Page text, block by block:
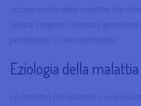
occupa anche delle malattie che
queste vengono chiamate
parodontali o parodontopatie.
Eziologia della
La malattia parodontale è una